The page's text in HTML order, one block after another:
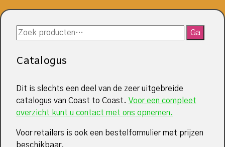
Zoeken
naar:
Ga
Catalogus
Dit is slechts een deel van de zeer uitgebreide
catalogus van Coast to Coast. Voor een compleet
overzicht kunt u contact met ons opnemen.
Voor retailers is ook een bestelformulier met prijzen
beschikbaar.